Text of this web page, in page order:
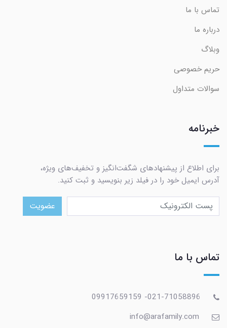
تماس با ما
درباره ما
وبلاگ
حریم خصوصی
سوالات متداول
خبرنامه
برای اطلاع از پیشنهادهای شگفت‌انگیز و تخفیف‌های ویژه،
آدرس ایمیل خود را در فیلد زیر بنویسید و ثبت کنید.
عضویت
تماس با ما